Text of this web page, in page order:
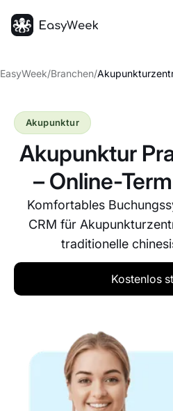
EasyWeek/Branchen/
Akupunktur
– Online-
Komfortables
CRM für
traditionelle
Akupunktur
Kostenlos